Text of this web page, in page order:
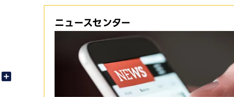
ニュースセンター